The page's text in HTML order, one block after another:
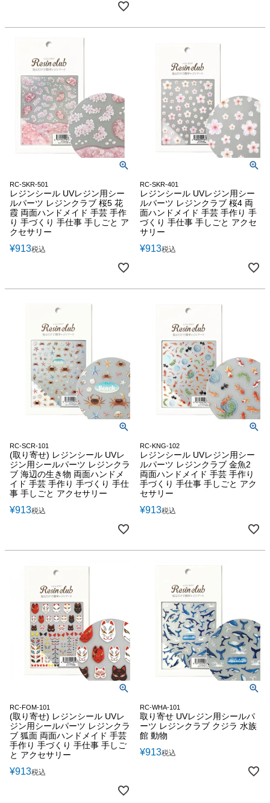
RC-SKR-501
レジンシール UVレジン用シー
ルパーツ レジンクラブ 桜5 花
霞 両面ハンドメイド 手芸 手作
り 手づくり 手仕事 手しごと ア
クセサリー
¥913税込
RC-SKR-401
レジンシール UVレジン用シー
ルパーツ レジンクラブ 桜4 両
面ハンドメイド 手芸 手作り 手
づくり 手仕事 手しごと アクセ
サリー
¥913税込
RC-SCR-101
(取り寄せ) レジンシール UVレ
ジン用シールパーツ レジンクラ
ブ 海辺の生き物 両面ハンドメ
イド 手芸 手作り 手づくり 手仕
事 手しごと アクセサリー
¥913税込
RC-KNG-102
レジンシール UVレジン用シー
ルパーツ レジンクラブ 金魚2
両面ハンドメイド 手芸 手作り
手づくり 手仕事 手しごと アク
セサリー
¥913税込
RC-FOM-101
(取り寄せ) レジンシール UVレ
ジン用シールパーツ レジンクラ
ブ 狐面 両面ハンドメイド 手芸
手作り 手づくり 手仕事 手しご
と アクセサリー
¥913税込
RC-WHA-101
取り寄せ UVレジン用シールパ
ーツ レジンクラブ クジラ 水族
館 動物
¥913税込